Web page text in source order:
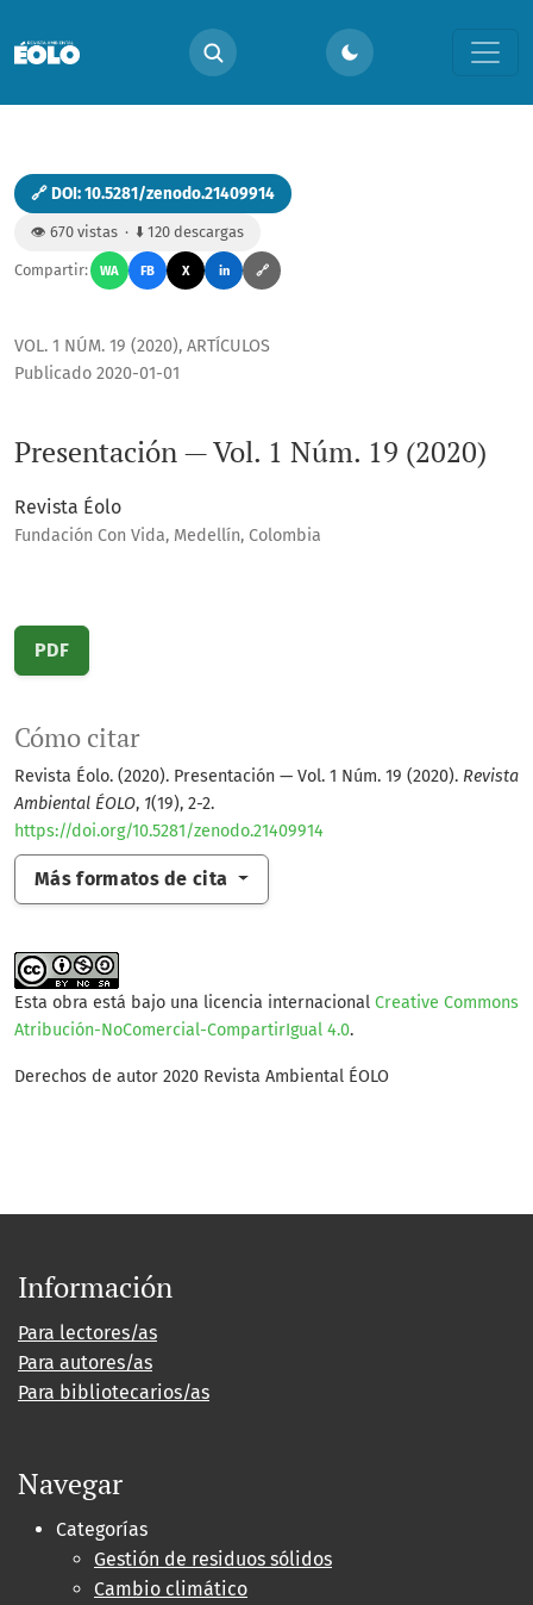
Presentación — Vol. 1 Núm. 19 (2020)
VOL. 1 NÚM. 19 (2020), ARTÍCULOS
Presentación — Vol. 1 Núm. 19 (2020)
🔗 DOI: 10.5281/zenodo.21409914
👁️ 670 vistas · ⬇️ 120 descargas
Compartir: WA FB X in 🔗
Publicado 2020-01-01
Revista Éolo
Fundación Con Vida, Medellín, Colombia
PDF
Cómo citar
Revista Éolo. (2020). Presentación — Vol. 1 Núm. 19 (2020). Revista
Ambiental ÉOLO, 1(19), 2-2.
https://doi.org/10.5281/zenodo.21409914
Más formatos de cita
Esta obra está bajo una licencia internacional Creative Commons
Atribución-NoComercial-CompartirIgual 4.0.
Derechos de autor 2020 Revista Ambiental ÉOLO
Información
Para lectores/as
Para autores/as
Para bibliotecarios/as
Navegar
Categorías
Gestión de residuos sólidos
Cambio climático